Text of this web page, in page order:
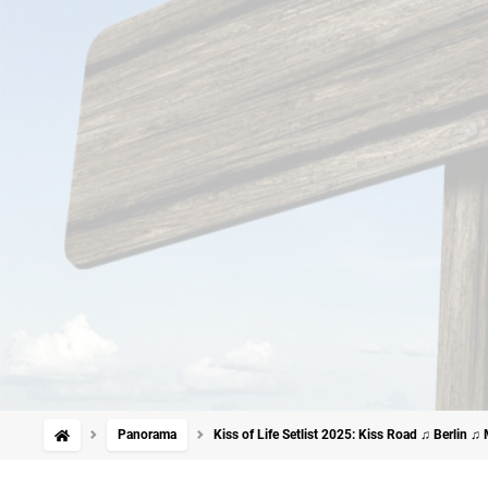
Panorama Kiss of Life Setlist 2025: Kiss Road ♫ Berlin ♫